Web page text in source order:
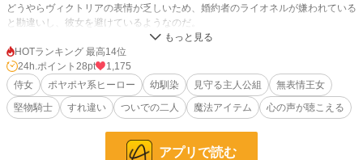
どうやらヴィクトリアの表情が乏しいため、婚約者のライオネルが嫌われている
と勘違いし、彼女を避けているようなのだ。
ヴィクトリアの気持ちを知るアメリアは、すれ違う二人の歯がゆい状況を魔道具
研究所の期待の新人でもある幼馴染のハルフォードに愚痴ってしまう。
彼女よりも一つ年上のハルフォードは、見た目は儚げな美少年だが中身はポヤポ
ヤした性格の生活力皆無な研究バカな青年で、アメリアは彼の身の回りの世話を
焼くことが多かった。
そんな彼が、「こんな魔道具を作ってみた！」と報告してきた。
王族への不敬行為になるとアメリアが止めるも、ハルフォードはアメリアにも協
HOTランキング 最高14位
24h.ポイント 28pt
1,175
侍女
ポヤポヤ系ヒーロー 幼馴染 見守る主人公組
無表情王女
堅物騎士
すれ違い ついでの二人 魔法アイテム 心の声が聴こえる
アプリで読む